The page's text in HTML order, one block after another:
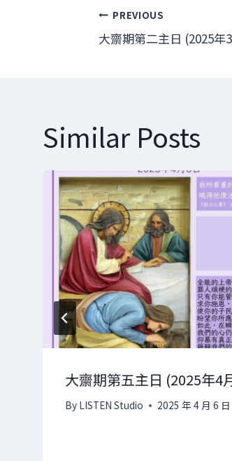
文
章
覽
PREVIOUS
大齋期第二主日 (2025年
Similar Posts
大齋期第五主日 (2025年4
By LISTEN Studio 2025 年 4 月 6 日